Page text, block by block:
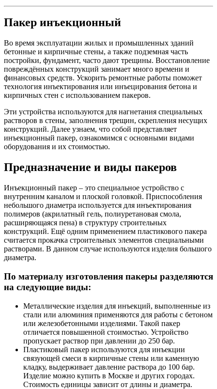
Пакер инъекционный
Во время эксплуатации жилых и промышленных зданий
бетонные и кирпичные стены, а также подземная часть
постройки, фундамент, часто дают трещины. Восстановление
повреждённых конструкций занимает много времени и
финансовых средств. Ускорить ремонтные работы поможет
технология инъектирования или инъецирования бетона и
кирпичных стен с использованием пакеров.
Эти устройства используются для нагнетания специальных
растворов в стены, заполнения трещин, скрепления несущих
конструкций. Далее узнаем, что собой представляет
инъекционный пакер, ознакомимся с основными видами
оборудования и их стоимостью.
Предназначение и виды пакеров
Инъекционный пакер – это специальное устройство с
внутренним каналом и плоской головкой. Приспособления
небольшого диаметра используется для инъектирования
полимеров (акрилатный гель, полиуретановая смола,
расширяющаяся пена) в структуру строительных
конструкций. Ещё одним применением пластикового пакера
считается прокачка строительных элементов специальными
растворами. В данном случае используются изделия большого
диаметра.
По материалу изготовления пакеры разделяются
на следующие виды:
Металлические изделия для инъекций, выполненные из
стали или алюминия применяются для работы с бетоном
или железобетонными изделиями. Такой пакер
отличается повышенной стоимостью. Устройство
пропускает раствор при давлении до 250 бар.
Пластиковый пакер используются для инъекции
связующей смеси в кирпичные стены или каменную
кладку, выдерживает давление раствора до 100 бар.
Изделие можно купить в Москве и других городах.
Стоимость единицы зависит от длины и диаметра.